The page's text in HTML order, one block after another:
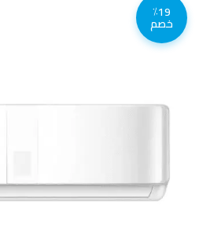
٪19
خصم